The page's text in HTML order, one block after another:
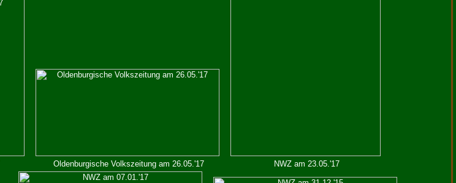
Oldenburgische Volkszeitung am 26.05.'17 NWZ am 23.05.'17